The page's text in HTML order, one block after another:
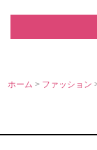
ホーム > ファッション